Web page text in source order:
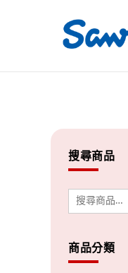
搜尋商品
商品分類